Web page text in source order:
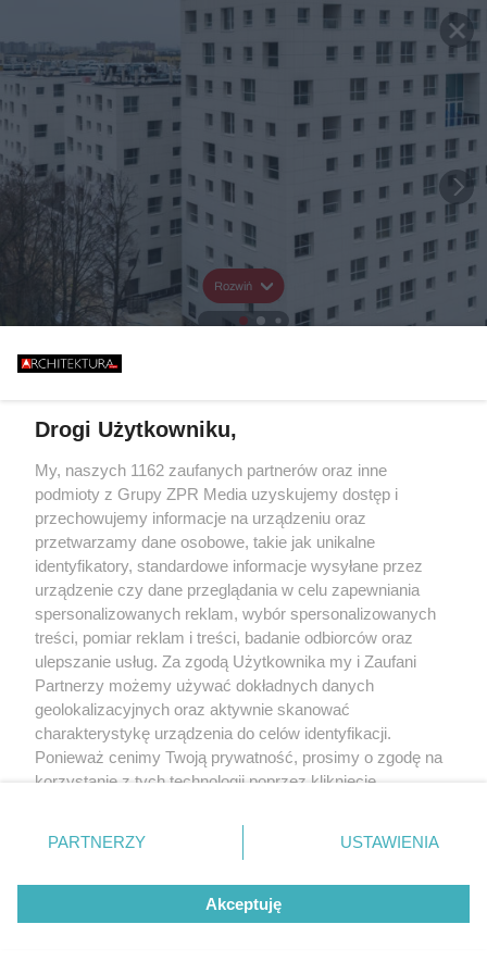
Rozwiń
Drogi Użytkowniku,
My, naszych 1162 zaufanych partnerów oraz inne
podmioty z Grupy ZPR Media uzyskujemy dostęp i
przechowujemy informacje na urządzeniu oraz
przetwarzamy dane osobowe, takie jak unikalne
identyfikatory, standardowe informacje wysyłane przez
urządzenie czy dane przeglądania w celu zapewniania
spersonalizowanych reklam, wybór spersonalizowanych
treści, pomiar reklam i treści, badanie odbiorców oraz
ulepszanie usług. Za zgodą Użytkownika my i Zaufani
Partnerzy możemy używać dokładnych danych
geolokalizacyjnych oraz aktywnie skanować
charakterystykę urządzenia do celów identyfikacji.
Ponieważ cenimy Twoją prywatność, prosimy o zgodę na
korzystanie z tych technologii poprzez kliknięcie
zmienić/wycofać klikając przycisk ustawień prywatności
znajdujący się w lewym dolnym rogu strony
rodzaje przetwarzania danych nie wymagają zgody
użytkownika, ale masz prawo sprzeciwić się takiemu
przetwarzaniu. Preferencje będą miały zastosowanie tylko
PARTNERZY USTAWIENIA
Akceptuję